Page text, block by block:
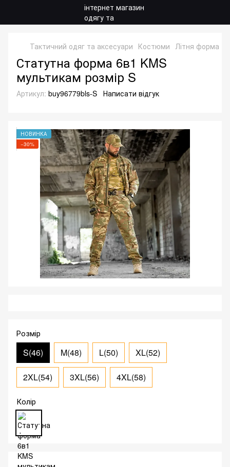
Тактичний одяг та аксесуари Костюми Літня форма
Статутна форма 6в1 KMS
мультикам розмір S
Артикул: buy96779bls-S Написати відгук
НОВИНКА
−30%
Розмір
S(46) M(48) L(50) XL(52)
2XL(54) 3XL(56) 4XL(58)
Колір